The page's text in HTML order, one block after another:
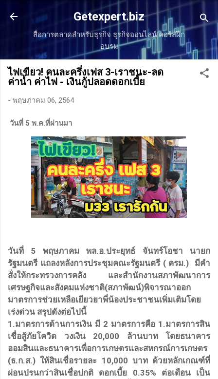
ข้ามไปที่เนื้อหาหลัก
Getexpert.biz
สื่อการตลาดสำหรับธุรกิจ ธุรกิจออนไลน์ คอร์สฝึก
อบรม
ไฟเขียว! คนละครึ่งเฟส 3-เราชนะ-ลด
ค่าน้ำ ค่าไฟ - เงินกู้ปลอดดอกเบี้ย
- พฤษภาคม 06, 2564
วันที่ 5 พ.ค.ที่ผ่านมา
วันที่ 5 พฤษภาคม พล.อ.ประยุทธ์ จันทร์โอชา นายก
รัฐมนตรี แถลงหลังการประชุมคณะรัฐมนตรี ( ครม.) มีคำ
สั่งให้กระทรวงการคลัง และสำนักงานสภาพัฒนาการ
เศรษฐกิจและสังคมแห่งชาติ(สภาพัฒน์)พิจารณาออก
มาตรการช่วยเหลือเยียวยาพี่น้องประชาชนเพิ่มเติมโดย
เร่งด่วน สรุปดังต่อไปนี้
1.มาตรการด้านการเงิน มี 2 มาตรการคือ 1.มาตรการสิน
เชื่อสู้ภัยโควิด วงเงิน 20,000 ล้านบาท โดยธนาคาร
ออมสินและธนาคารเพื่อการเกษตรและสหกรณ์การเกษตร
(ธ.ก.ส.) ให้สินเชื่อรายละ 10,000 บาท ด้วยหลักเกณฑ์ที่
ผ่อนปรนกว่าสินเชื่อปกติ ดอกเบี้ย 0.35% ต่อเดือน เป็น